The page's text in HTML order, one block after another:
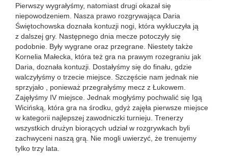
Pierwszy wygrałyśmy, natomiast drugi okazał się
niepowodzeniem. Nasza prawo rozgrywająca Daria
Świętochowska doznała kontuzji nogi, która wykluczyła ją
z dalszej gry. Następnego dnia mecze potoczyły się
podobnie. Były wygrane oraz przegrane. Niestety także
Kornelia Małecka, która też gra na prawym rozegraniu jak
Daria, doznała kontuzji. Dostałyśmy się do finału, gdzie
walczyłyśmy o trzecie miejsce. Szczęście nam jednak nie
sprzyjało , ponieważ przegrałyśmy mecz z Łukowem.
Zajęłyśmy IV miejsce. Jednak mogłyśmy pochwalić się Igą
Wicińską, która gra na środku, gdyż zajęła pierwsze miejsce
w kategorii najlepszej zawodniczki turnieju. Trenerzy
wszystkich drużyn biorących udział w rozgrywkach byli
zachwyceni naszą grą. Nie mogli uwierzyć, że trenujemy
tylko trzy lata.